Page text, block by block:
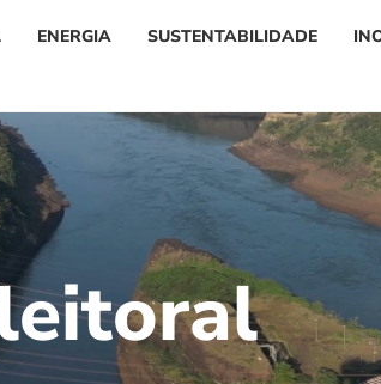
ENERGIA SUSTENTABILIDADE
eitoral